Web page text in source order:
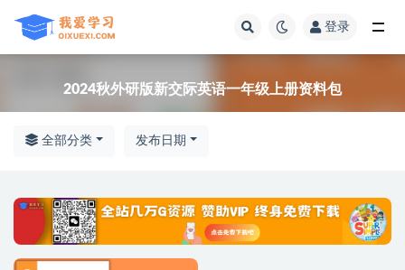
登录
2024秋外研版新交际英语一年级上册资料包
全部分类 发布日期